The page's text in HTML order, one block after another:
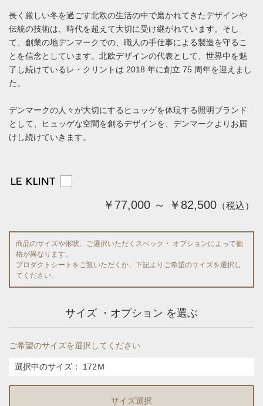
長く厳しい冬を過ごす北欧の生活の中で磨かれてきたデザインや
伝統の技術は、時代を超えて大切に受け継がれています。そし
て、創業の地デンマークでの、職人の手仕事による製造を守るこ
とを信念としています。北欧デザインの代表として、世界中を魅
了し続けているレ・クリントは 2018 年に創立 75 周年を迎えまし
た。
デンマークの人々が大切にするヒュッゲを体現する照明ブランド
として、ヒュッゲな空間を創るデザインを、デンマークよりお届
けし続けていきます。
￥77,000 ～ ￥82,500 （税込）
商品のサイズや形状、ご選択いただくスペック・ オプションによって価
格が異なります。
プロダクトシートをご覧いただくか、下記よりご希望のサイズを選択し
てください。
サイズ ・オプション を選ぶ
ご希望のサイズを選択してください
選択中のサイズ： 172Ｍ
サイズ選択